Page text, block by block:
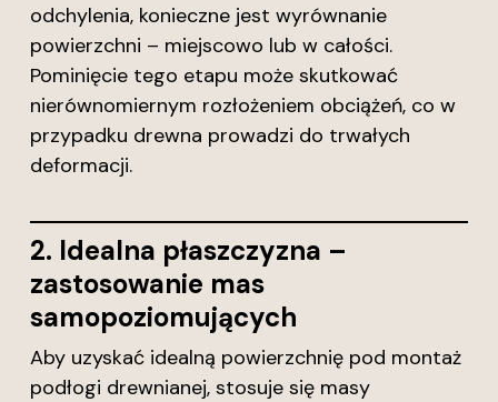
odchylenia, konieczne jest wyrównanie
powierzchni – miejscowo lub w całości.
Pominięcie tego etapu może skutkować
nierównomiernym rozłożeniem obciążeń, co w
przypadku drewna prowadzi do trwałych
deformacji.
2. Idealna płaszczyzna –
zastosowanie mas
samopoziomujących
Aby uzyskać idealną powierzchnię pod montaż
podłogi drewnianej, stosuje się masy